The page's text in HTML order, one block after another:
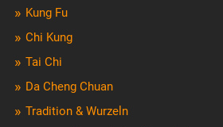
Kung Fu
Chi Kung
Tai Chi
Da Cheng Chuan
Tradition & Wurzeln